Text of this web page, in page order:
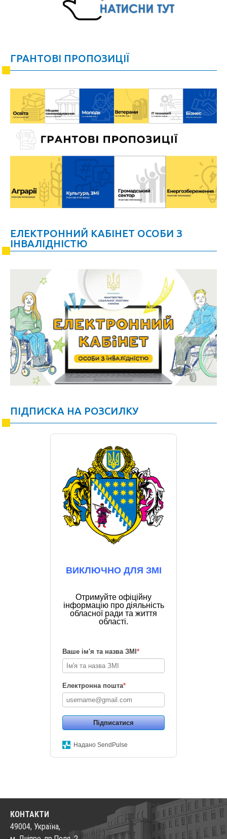
ГРАНТОВІ ПРОПОЗИЦІЇ
ЕЛЕКТРОННИЙ КАБІНЕТ ОСОБИ З
ІНВАЛІДНІСТЮ
ПІДПИСКА НА РОЗСИЛКУ
ВИКЛЮЧНО ДЛЯ ЗМІ
Отримуйте офіційну
інформацію про діяльність
обласної ради та життя
області.
Ваше ім'я та назва ЗМІ *
Електронна пошта*
Підписатися
Надано SendPulse
КОНТАКТИ
49004, Україна,